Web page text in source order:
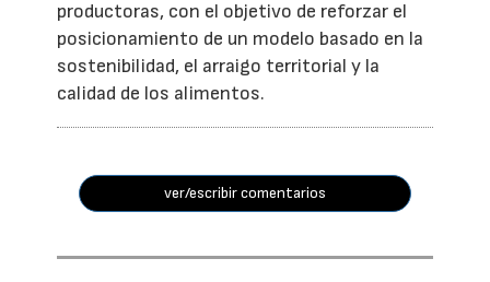
productoras, con el objetivo de reforzar el
posicionamiento de un modelo basado en la
sostenibilidad, el arraigo territorial y la
calidad de los alimentos.
ver/escribir comentarios